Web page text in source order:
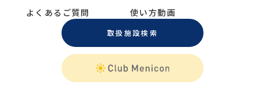
よくあるご質問 使い方動画
取扱施設検索